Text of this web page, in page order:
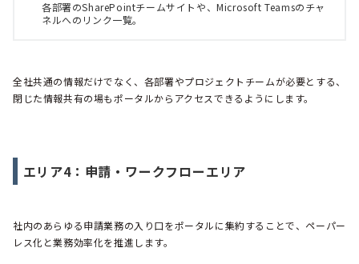
各部署のSharePointチームサイトや、Microsoft Teamsのチャ
ネルへのリンク一覧。
全社共通の情報だけでなく、各部署やプロジェクトチームが必要とする、
閉じた情報共有の場もポータルからアクセスできるようにします。
エリア4：申請・ワークフローエリア
社内のあらゆる申請業務の入り口をポータルに集約することで、ペーパー
レス化と業務効率化を推進します。